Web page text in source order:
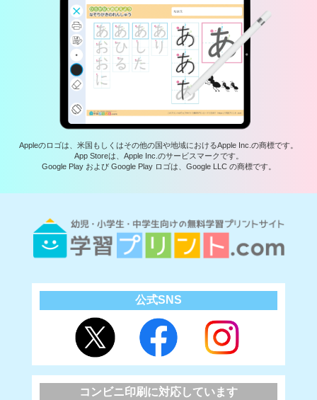
Appleのロゴは、米国もしくはその他の国や地域におけるApple Inc.の商標です。
App Storeは、Apple Inc.のサービスマークです。
Google Play および Google Play ロゴは、Google LLC の商標です。
公式SNS
コンビニ印刷に対応しています